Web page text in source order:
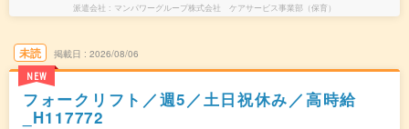
派遣会社 マンパワーグループ株式会社 ケアサービス事業部（保育）
未読
NEW
掲載日 2026/08/06
フォークリフト／週5／土日祝休み／高時給
_H117772